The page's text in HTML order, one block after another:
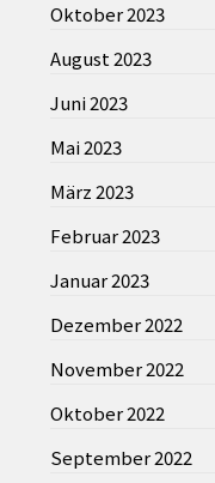
Oktober 2023
August 2023
Juni 2023
Mai 2023
März 2023
Februar 2023
Januar 2023
Dezember 2022
November 2022
Oktober 2022
September 2022